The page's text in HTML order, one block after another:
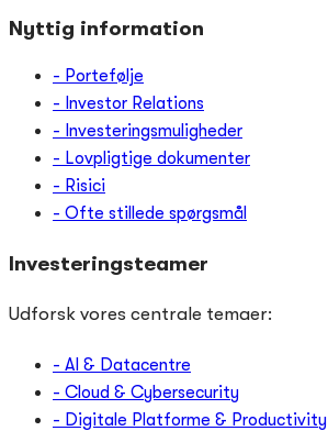
Nyttig information
- Portefølje
- Investor Relations
- Investeringsmuligheder
- Lovpligtige dokumenter
- Risici
- Ofte stillede spørgsmål
Investeringsteamer
Udforsk vores centrale temaer:
- AI & Datacentre
- Cloud & Cybersecurity
- Digitale Platforme & Productivity